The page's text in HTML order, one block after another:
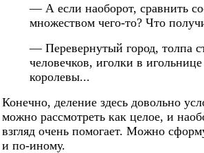
— А если наоборот, сравнить
множеством чего-то? Что
— Перевернутый город, толпа
человечков, иголки в
королевы...
Конечно, деление здесь довольно
можно рассмотреть как целое, и
взгляд очень помогает. Можно
и по-иному.